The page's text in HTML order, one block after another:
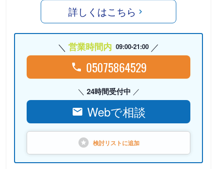
詳しくはこちら
営業時間内 09:00-21:00
05075864529
24時間受付中
Webで相談
検討リストに追加